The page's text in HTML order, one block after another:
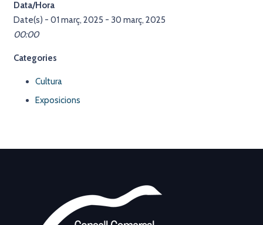
Data/Hora
Date(s) - 01 març, 2025 - 30 març, 2025
00:00
Categories
Cultura
Exposicions